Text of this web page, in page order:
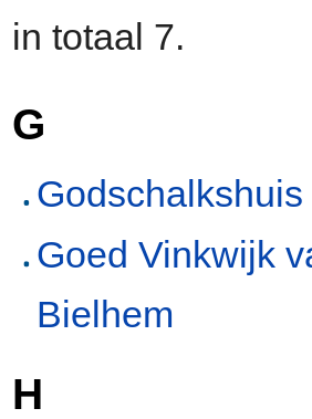
in totaal 7.
G
Godschalkshuis
Goed Vinkwijk
Bielhem
H